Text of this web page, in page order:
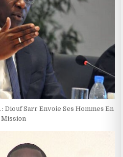
: Diouf Sarr Envoie Ses Hommes En
Mission